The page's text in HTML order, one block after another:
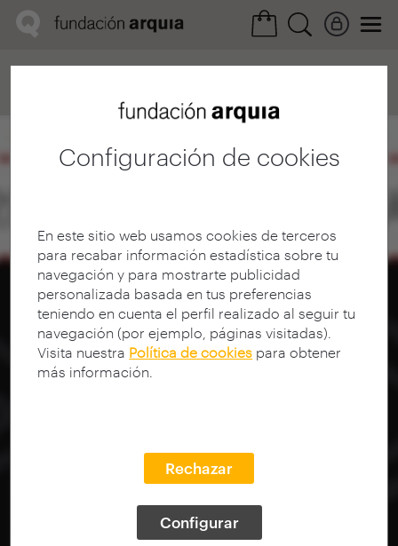
Configuración de cookies
En este sitio web usamos cookies de terceros
para recabar información estadística sobre tu
navegación y para mostrarte publicidad
personalizada basada en tus preferencias
teniendo en cuenta el perfil realizado al seguir tu
navegación (por ejemplo, páginas visitadas).
Visita nuestra Política de cookies para obtener
más información.
Rechazar
Configurar